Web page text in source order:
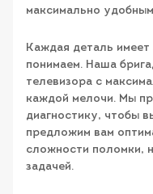
максимально
Каждая деталь имеет
понимаем. Наша
телевизора с
каждой мелочи. Мы
диагностику, чтобы
предложим вам
сложности поломки,
задачей.